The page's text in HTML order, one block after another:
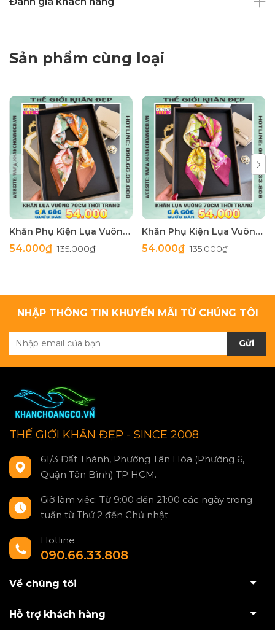
Sản phẩm cùng loại
Khăn Phụ Kiện Lụa Vuông 70cm - Thế Giới Khăn Đẹp C1062_4
54.000₫135.000₫
Khăn Phụ Kiện Lụa Vuông 70cm - Thế Giới Khăn Đẹp C1062_3
54.000₫135.000₫
NHẬP THÔNG TIN KHUYẾN MÃI TỪ CHÚNG TÔI
Gửi
THẾ GIỚI KHĂN ĐẸP - SINCE 2008
61/3 Đất Thánh, Phường Tân Hòa (Phường 6,
Quận Tân Bình) TP HCM.
Giờ làm việc: Từ 9:00 đến 21:00 các ngày trong
tuần từ Thứ 2 đến Chủ nhật
Hotline
090.66.33.808
Về chúng tôi
Hỗ trợ khách hàng